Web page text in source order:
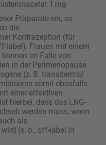
1 mg
Präparate ein, so
die
Kontrazeption (für
label). Frauen mit einem
im Falle von
in der Perimenopause
(z. B. transdermal
somit ebenfalls
einer effektiven
hierbei, dass das LNG-
werden muss, wenn
als
(s. o., off-label in